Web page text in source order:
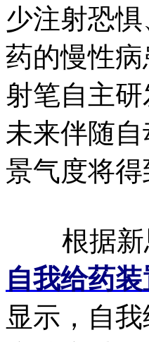
少注射恐
药的慢性
射笔自主
未来伴随
景气度将
根据新
自我给药
显示，自